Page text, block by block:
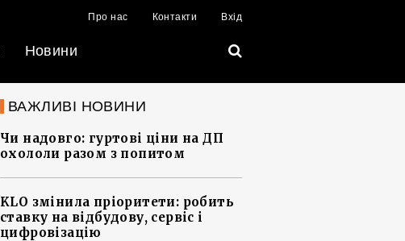
Про нас Контакти Вхід
Новини
ВАЖЛИВІ НОВИНИ
Чи надовго: гуртові ціни на ДП
охололи разом з попитом
KLO змінила пріоритети: робить
ставку на відбудову, сервіс і
цифровізацію